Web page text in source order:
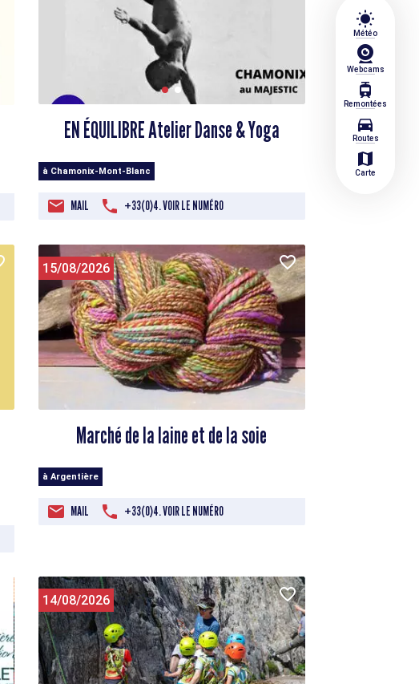
wb_sunny
Météo
Webcams
tram
Remontées
directions_car
Routes
map
Carte
EN ÉQUILIBRE Atelier Danse & Yoga
à Chamonix-Mont-Blanc
MAIL +33(0)4. VOIR LE NUMÉRO
15/08/2026
Marché de la laine et de la soie
à Argentière
MAIL +33(0)4. VOIR LE NUMÉRO
14/08/2026